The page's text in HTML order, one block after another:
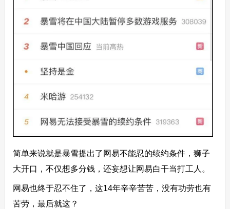
简单来说就是暴雪提出了网易不能忍的续约条件，狮子
大开口，不仅想多分钱，还妄想让网易白干当打工人。
网易也终于忍不住了，这14年辛辛苦苦，没有功劳也有
苦劳，最后就这？